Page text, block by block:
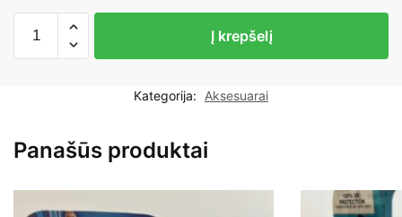
kiekis:
Į krepšelį
Kategorija: Aksesuarai
Panašūs produktai